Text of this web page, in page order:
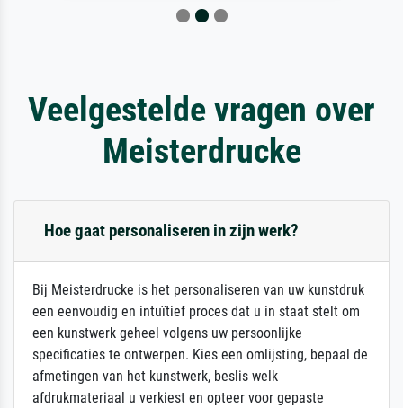
Veelgestelde vragen over
Meisterdrucke
Hoe gaat personaliseren in zijn werk?
Bij Meisterdrucke is het personaliseren van uw kunstdruk
een eenvoudig en intuïtief proces dat u in staat stelt om
een kunstwerk geheel volgens uw persoonlijke
specificaties te ontwerpen. Kies een omlijsting, bepaal de
afmetingen van het kunstwerk, beslis welk
afdrukmateriaal u verkiest en opteer voor gepaste